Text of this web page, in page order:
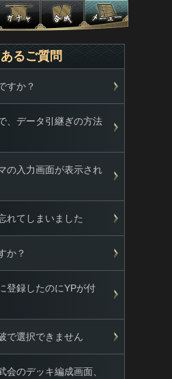
るご質問
すか？
、データ引継ぎの方法
の入力画面が表示され
れてしまいました
か？
登録したのにYPが付
で選択できません
会のデッキ編成画面、